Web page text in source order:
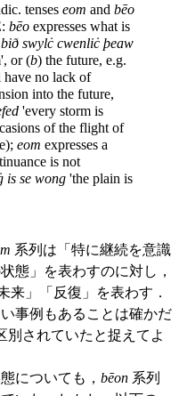
tenses eom and bēo
bēo expresses what is
swylċ cwenliċ þeaw
or (b) the future, e.g.
no lack of
into the future,
'every storm is
of the flight of
eom expresses a
is not
is se wong 'the plain is
系列は「特に継続を意識
態」を表わすのに対し，
来」「反復」を表わす．
事例もあることは確かだ
別されていたと捉えてよ
についても， bēon 系列